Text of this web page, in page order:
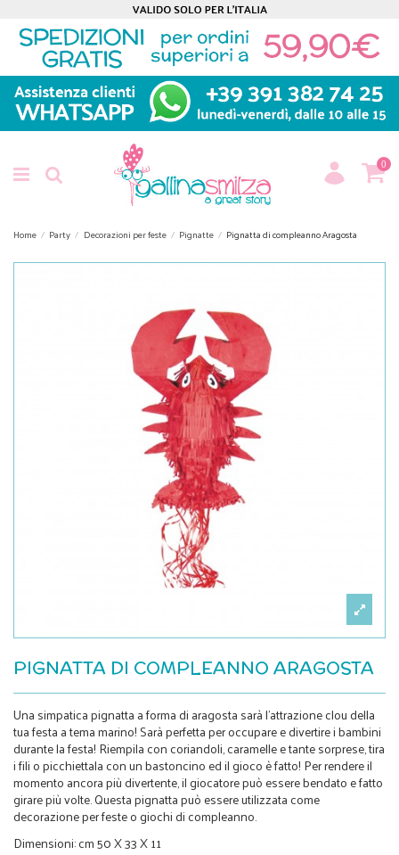
0
Home Party Decorazioni per feste Pignatte Pignatta di compleanno Aragosta
PIGNATTA DI COMPLEANNO ARAGOSTA
Una simpatica pignatta a forma di aragosta sarà l'attrazione clou della
tua festa a tema marino! Sarà perfetta per occupare e divertire i bambini
durante la festa! Riempila con coriandoli, caramelle e tante sorprese, tira
i fili o picchiettala con un bastoncino ed il gioco è fatto! Per rendere il
momento ancora più divertente, il giocatore può essere bendato e fatto
girare più volte. Questa pignatta può essere utilizzata come
decorazione per feste o giochi di compleanno.
Dimensioni: cm 50 X 33 X 11